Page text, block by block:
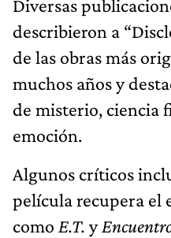
Diversas
describieron a
de las obras más
muchos años y
de misterio, ciencia
emoción.
Algunos críticos
película recupera el
como E.T. y